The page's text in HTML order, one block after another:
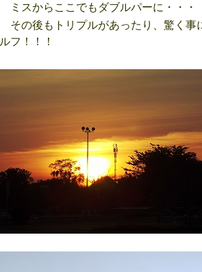
ミスからここでもダブルパーに・・・
その後もトリプルがあったり、驚く
ルフ！！！